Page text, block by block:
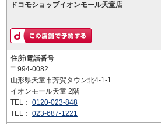
ドコモショップイオンモール天童店
住所/電話番号
〒994-0082
山形県天童市芳賀タウン北4-1-1
イオンモール天童 2階
TEL： 0120-023-848
TEL： 023-687-1221